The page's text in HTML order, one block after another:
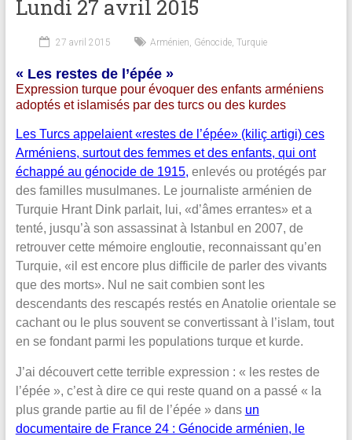
Lundi 27 avril 2015
27 avril 2015 Arménien, Génocide, Turquie
« Les restes de l’épée »
Expression turque pour évoquer des enfants arméniens
adoptés et islamisés par des turcs ou des kurdes
Les Turcs appelaient «restes de l’épée» (kiliç artigi) ces
Arméniens, surtout des femmes et des enfants, qui ont
échappé au génocide de 1915, enlevés ou protégés par
des familles musulmanes. Le journaliste arménien de
Turquie Hrant Dink parlait, lui, «d’âmes errantes» et a
tenté, jusqu’à son assassinat à Istanbul en 2007, de
retrouver cette mémoire engloutie, reconnaissant qu’en
Turquie, «il est encore plus difficile de parler des vivants
que des morts». Nul ne sait combien sont les
descendants des rescapés restés en Anatolie orientale se
cachant ou le plus souvent se convertissant à l’islam, tout
en se fondant parmi les populations turque et kurde.
J’ai découvert cette terrible expression : « les restes de
l’épée », c’est à dire ce qui reste quand on a passé « la
plus grande partie au fil de l’épée » dans un
documentaire de France 24 : Génocide arménien, le